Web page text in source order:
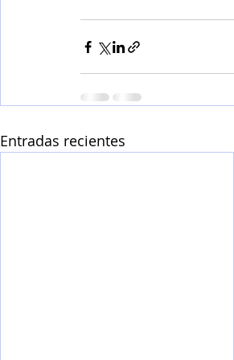
Entradas recientes